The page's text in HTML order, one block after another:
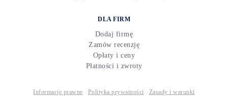
DLA FIRM
Dodaj firmę
Zamów recenzję
Opłaty i ceny
Płatności i zwroty
Informacje prawne Polityka prywatności
Zasady i warunki